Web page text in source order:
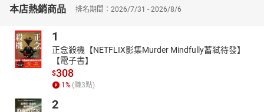
是可以打通現金流向自己的有力工具。
‧ 從０開始輕鬆學會專業用語、掌握財務知識
‧ 不需繁複算式也能精準掌握財務理論
‧ 豐富圖解闡釋抽象概念與數字，更加淺顯易懂
‧ 以財務管理透徹解析企業體質優劣、看懂財報玄機
本店熱銷商品 排名期間：2026/7/31 - 2026/8/6
1
正念殺機【NETFLIX影集Murder Mindfully蓄弒待發】
【電子書】
$308
1 % (賺3點)
2